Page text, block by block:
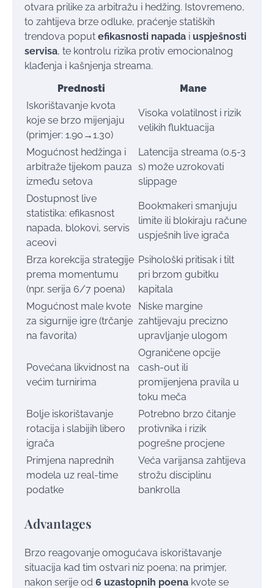
otvara prilike za arbitražu i hedžing. Istovremeno,
to zahtijeva brze odluke, praćenje statiških
trendova poput efikasnosti napada i uspješnosti
servisa, te kontrolu rizika protiv emocionalnog
klađenja i kašnjenja streama.
Prednosti
Mane
Iskorištavanje kvota
koje se brzo mijenjaju
(primjer: 1.90→1.30)
Visoka volatilnost i rizik
velikih fluktuacija
Mogućnost hedžinga i
arbitraže tijekom pauza
između setova
Latencija streama (0.5-3
s) može uzrokovati
slippage
Dostupnost live
statistika: efikasnost
napada, blokovi, servis
aceovi
Bookmakeri smanjuju
limite ili blokiraju račune
uspješnih live igrača
Brza korekcija strategije
prema momentumu
(npr. serija 6/7 poena)
Psihološki pritisak i tilt
pri brzom gubitku
kapitala
Mogućnost male kvote
za sigurnije igre (trčanje
na favorita)
Niske margine
zahtijevaju precizno
upravljanje ulogom
Povećana likvidnost na
većim turnirima
Ograničene opcije
cash-out ili
promijenjena pravila u
toku meča
Bolje iskorištavanje
rotacija i slabijih libero
igrača
Potrebno brzo čitanje
protivnika i rizik
pogrešne procjene
Primjena naprednih
modela uz real-time
podatke
Veća varijansa zahtijeva
strožu disciplinu
bankrolla
Advantages
Brzo reagovanje omogućava iskorištavanje
situacija kad tim ostvari niz poena; na primjer,
nakon serije od 6 uzastopnih poena kvote se